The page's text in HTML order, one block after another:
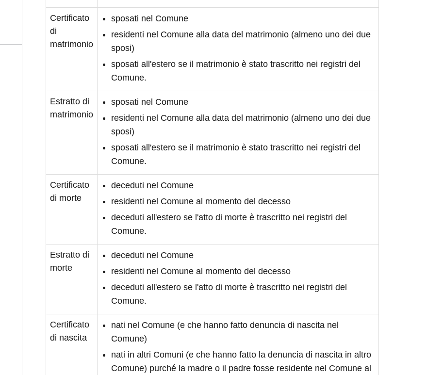
Certificato
di
matrimonio
sposati nel Comune
residenti nel Comune alla data del matrimonio (almeno uno dei due
sposi)
sposati all'estero se il matrimonio è stato trascritto nei registri del
Comune.
Estratto di
matrimonio
sposati nel Comune
residenti nel Comune alla data del matrimonio (almeno uno dei due
sposi)
sposati all'estero se il matrimonio è stato trascritto nei registri del
Comune.
Certificato
di morte
deceduti nel Comune
residenti nel Comune al momento del decesso
deceduti all'estero se l'atto di morte è trascritto nei registri del
Comune.
Estratto di
morte
deceduti nel Comune
residenti nel Comune al momento del decesso
deceduti all'estero se l'atto di morte è trascritto nei registri del
Comune.
Certificato
di nascita
nati nel Comune (e che hanno fatto denuncia di nascita nel
Comune)
nati in altri Comuni (e che hanno fatto la denuncia di nascita in altro
Comune) purché la madre o il padre fosse residente nel Comune al